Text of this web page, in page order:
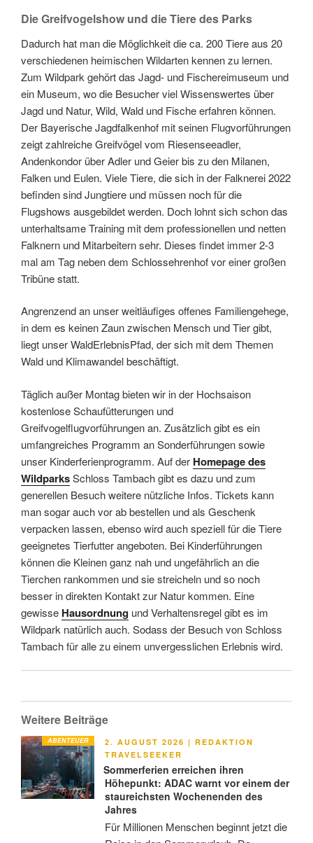
Die Greifvogelshow und die Tiere des Parks
Dadurch hat man die Möglichkeit die ca. 200 Tiere aus 20
verschiedenen heimischen Wildarten kennen zu lernen.
Zum Wildpark gehört das Jagd- und Fischereimuseum und
ein Museum, wo die Besucher viel Wissenswertes über
Jagd und Natur, Wild, Wald und Fische erfahren können.
Der Bayerische Jagdfalkenhof mit seinen Flugvorführungen
zeigt zahlreiche Greifvögel vom Riesenseeadler,
Andenkondor über Adler und Geier bis zu den Milanen,
Falken und Eulen. Viele Tiere, die sich in der Falknerei 2022
befinden sind Jungtiere und müssen noch für die
Flugshows ausgebildet werden. Doch lohnt sich schon das
unterhaltsame Training mit dem professionellen und netten
Falknern und Mitarbeitern sehr. Dieses findet immer 2-3
mal am Tag neben dem Schlossehrenhof vor einer großen
Tribüne statt.
Angrenzend an unser weitläufiges offenes Familiengehege,
in dem es keinen Zaun zwischen Mensch und Tier gibt,
liegt unser WaldErlebnisPfad, der sich mit dem Themen
Wald und Klimawandel beschäftigt.
Täglich außer Montag bieten wir in der Hochsaison
kostenlose Schaufütterungen und
Greifvogelflugvorführungen an. Zusätzlich gibt es ein
umfangreiches Programm an Sonderführungen sowie
unser Kinderferienprogramm. Auf der Homepage des
WildparksSchloss Tambach gibt es dazu und zum
generellen Besuch weitere nützliche Infos. Tickets kann
man sogar auch vor ab bestellen und als Geschenk
verpacken lassen, ebenso wird auch speziell für die Tiere
geeignetes Tierfutter angeboten. Bei Kinderführungen
können die Kleinen ganz nah und ungefährlich an die
Tierchen rankommen und sie streicheln und so noch
besser in direkten Kontakt zur Natur kommen. Eine
gewisse Hausordnung und Verhaltensregel gibt es im
Wildpark natürlich auch. Sodass der Besuch von Schloss
Tambach für alle zu einem unvergesslichen Erlebnis wird.
Weitere Beiträge
ABENTEUER
VERÖFFENTLICHT
AM
2. AUGUST 2026 | REDAKTION
TRAVELSEEKER
Sommerferien erreichen ihren
Höhepunkt: ADAC warnt vor einem der
staureichsten Wochenenden des
Jahres
Für Millionen Menschen beginnt jetzt die